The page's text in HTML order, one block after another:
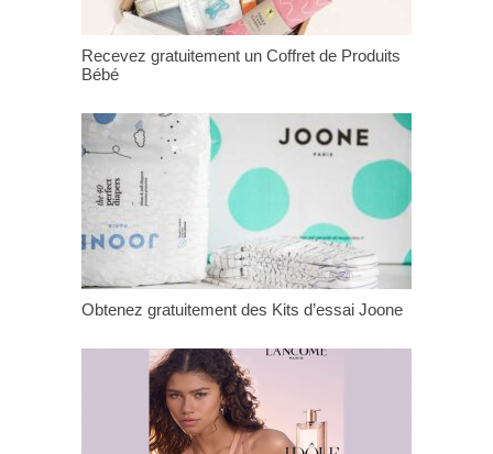
Recevez gratuitement un Coffret de Produits
Bébé
Obtenez gratuitement des Kits d’essai Joone